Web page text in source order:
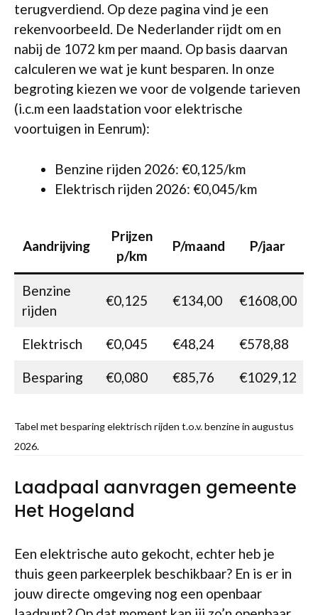
terugverdiend. Op deze pagina vind je een
rekenvoorbeeld. De Nederlander rijdt om en
nabij de 1072 km per maand. Op basis daarvan
calculeren we wat je kunt besparen. In onze
begroting kiezen we voor de volgende tarieven
(i.c.m een laadstation voor elektrische
voortuigen in Eenrum):
Benzine rijden 2026: €0,125/km
Elektrisch rijden 2026: €0,045/km
Aandrijving
Prijzen
p/km
P/maand P/jaar
Benzine
rijden
€0,125 €134,00 €1608,00
Elektrisch €0,045 €48,24 €578,88
Besparing €0,080 €85,76 €1029,12
Tabel met besparing elektrisch rijden t.o.v. benzine in augustus
2026.
Laadpaal aanvragen gemeente
Het Hogeland
Een elektrische auto gekocht, echter heb je
thuis geen parkeerplek beschikbaar? En is er in
jouw directe omgeving nog een openbaar